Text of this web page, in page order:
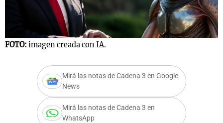
FOTO: imagen creada con IA.
Mirá las notas de Cadena 3 en Google
News
Mirá las notas de Cadena 3 en
WhatsApp
Notas
Mundial 2026
Notas
La Sole en